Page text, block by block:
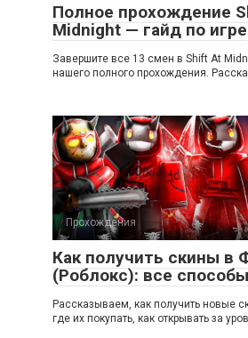
Полное прохождение
Midnight — гайд по игре
Завершите все 13 смен в Shift At
нашего полного прохождения.
Прохождения
Как получить скины в
(Роблокс): все способы
Рассказываем, как получить новые
где их покупать, как открывать за